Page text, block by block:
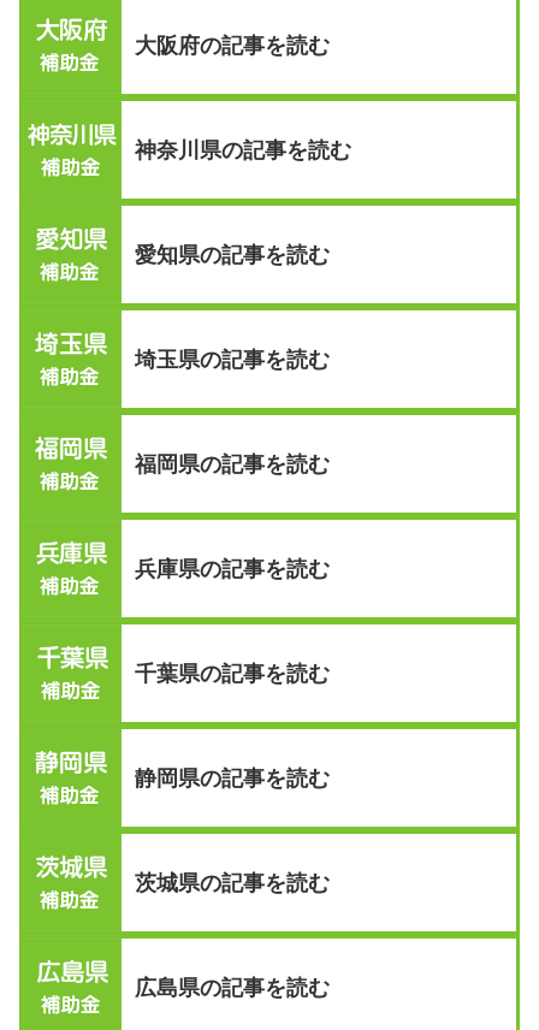
大阪府の記事を読む
神奈川県の記事を読む
愛知県の記事を読む
埼玉県の記事を読む
福岡県の記事を読む
兵庫県の記事を読む
千葉県の記事を読む
静岡県の記事を読む
茨城県の記事を読む
広島県の記事を読む